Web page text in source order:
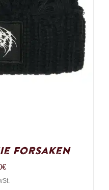
Forsaken
€